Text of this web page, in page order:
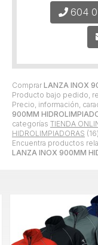
Comprar LANZA INOX
Producto bajo pedido,
Precio, información,
900MM
categorías TIENDA
HIDROLIMPIADORAS
Encuentra productos
LANZA INOX 900MM
604